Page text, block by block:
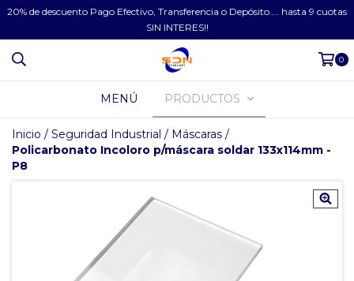
20% de descuento Pago Efectivo, Transferencia o Depósito.... hasta 9 cuotas
SIN INTERES!!
0
MENÚ PRODUCTOS
Inicio / Seguridad Industrial / Máscaras /
Policarbonato Incoloro p/máscara soldar 133x114mm -
P8